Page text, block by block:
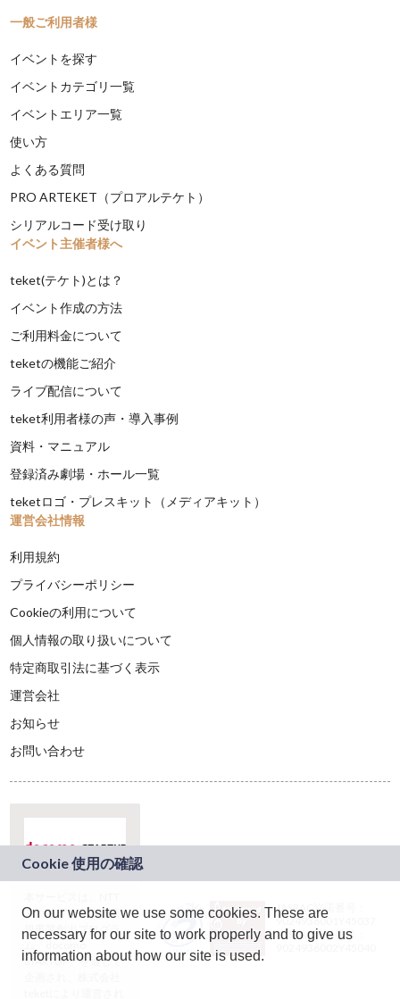
一般ご利用者様
イベントを探す
イベントカテゴリ一覧
イベントエリア一覧
使い方
よくある質問
PRO ARTEKET（プロアルテケト）
シリアルコード受け取り
イベント主催者様へ
teket(テケト)とは？
イベント作成の方法
ご利用料金について
teketの機能ご紹介
ライブ配信について
teket利用者様の声・導入事例
資料・マニュアル
登録済み劇場・ホール一覧
teketロゴ・プレスキット（メディアキット）
運営会社情報
利用規約
プライバシーポリシー
Cookieの利用について
個人情報の取り扱いについて
特定商取引法に基づく表示
運営会社
お知らせ
お問い合わせ
ドコモグループの新
規事業創出プログラ
ム「docomo
STARTUP」を通じて
JASRAC許諾番号：
9024936001Y45037
JASRAC許諾番号：
On our website we use some cookies. These are
necessary for our site to work properly and to give us
information about how our site is used.